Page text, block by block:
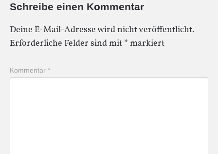
Schreibe einen Kommentar
Deine E-Mail-Adresse wird nicht veröffentlicht.
Erforderliche Felder sind mit * markiert
Kommentar *